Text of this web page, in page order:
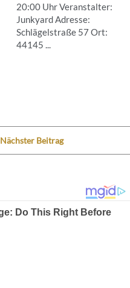
20:00 Uhr Veranstalter:
Junkyard Adresse:
Schlägelstraße 57 Ort:
44145 ...
Nächster Beitrag